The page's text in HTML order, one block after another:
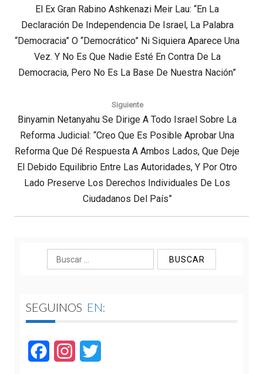
entradasPrevious
Post:
El Ex Gran Rabino Ashkenazi Meir Lau: “En La
Declaración De Independencia De Israel, La Palabra
“democracia” O “democrático” Ni Siquiera Aparece Una
Vez. Y No Es Que Nadie Esté En Contra De La
Democracia, Pero No Es La Base De Nuestra Nación”
Siguiente
Next
Post:
Binyamin Netanyahu Se Dirige A Todo Israel Sobre La
Reforma Judicial: “Creo Que Es Posible Aprobar Una
Reforma Que Dé Respuesta A Ambos Lados, Que Deje
El Debido Equilibrio Entre Las Autoridades, Y Por Otro
Lado Preserve Los Derechos Individuales De Los
Ciudadanos Del País”
Buscar:
SEGUINOS EN:
FacebookInstagram